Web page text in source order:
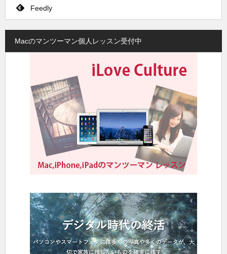
Feedly
Macのマンツーマン個人レッスン受付中